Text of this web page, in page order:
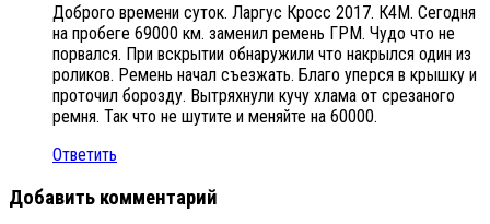
Доброго времени суток. Ларгус Кросс 2017. К4М. Сегодня
на пробеге 69000 км. заменил ремень ГРМ. Чудо что не
порвался. При вскрытии обнаружили что накрылся один из
роликов. Ремень начал съезжать. Благо уперся в крышку и
проточил борозду. Вытряхнули кучу хлама от срезаного
ремня. Так что не шутите и меняйте на 60000.
Ответить
Добавить комментарий